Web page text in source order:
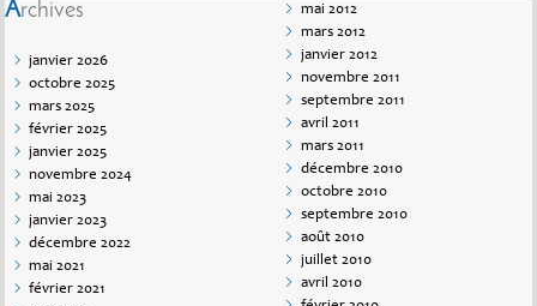
Archives
janvier 2026
octobre 2025
mars 2025
février 2025
janvier 2025
novembre 2024
mai 2023
janvier 2023
décembre 2022
mai 2021
février 2021
mai 2012
mars 2012
janvier 2012
novembre 2011
septembre 2011
avril 2011
mars 2011
décembre 2010
octobre 2010
septembre 2010
août 2010
juillet 2010
avril 2010